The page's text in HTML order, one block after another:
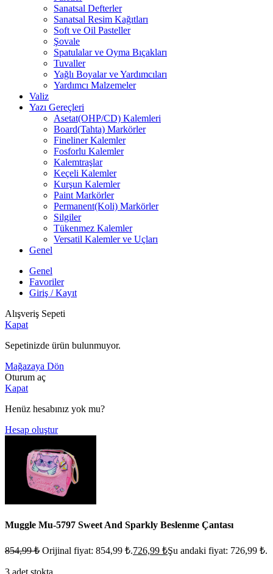
Sanatsal Defterler
Sanatsal Resim Kağıtları
Soft ve Oil Pasteller
Şovale
Spatulalar ve Oyma Bıçakları
Tuvaller
Yağlı Boyalar ve Yardımcıları
Yardımcı Malzemeler
Valiz
Yazı Gereçleri
Asetat(OHP/CD) Kalemleri
Board(Tahta) Markörler
Fineliner Kalemler
Fosforlu Kalemler
Kalemtraşlar
Keçeli Kalemler
Kurşun Kalemler
Paint Markörler
Permanent(Koli) Markörler
Silgiler
Tükenmez Kalemler
Versatil Kalemler ve Uçları
Genel
Genel
Favoriler
Giriş / Kayıt
Alışveriş Sepeti
Kapat
Sepetinizde ürün bulunmuyor.
Mağazaya Dön
Oturum aç
Kapat
Henüz hesabınız yok mu?
Hesap oluştur
Muggle Mu-5797 Sweet And Sparkly Beslenme Çantası
854,99₺ Orijinal fiyat: 854,99 ₺.726,99 ₺Şu andaki fiyat: 726,99 ₺.